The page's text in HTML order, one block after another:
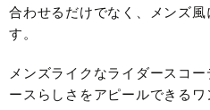
合わせるだけでなく、メンズ
す。
メンズライクなライダースコ
ースらしさをアピールできるワ